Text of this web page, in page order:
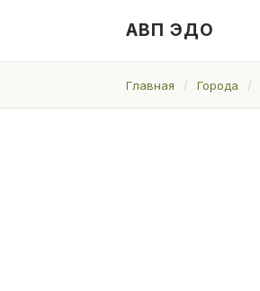
АВП ЭДО
Главная Города